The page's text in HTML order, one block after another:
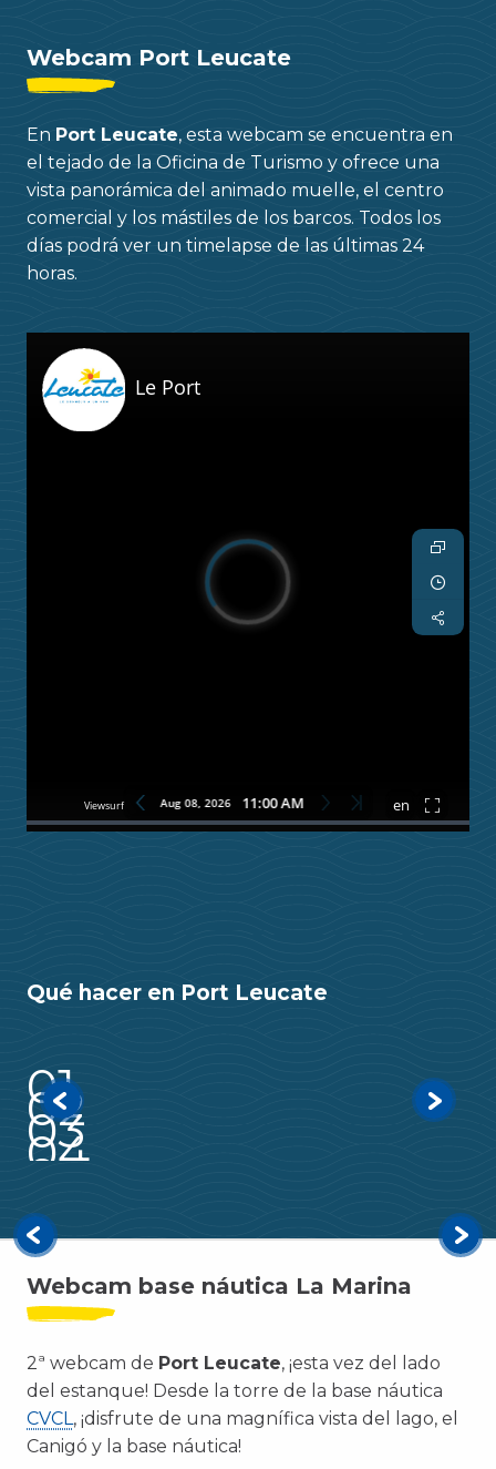
Webcam Port Leucate
En Port Leucate, esta webcam se encuentra en
el tejado de la Oficina de Turismo y ofrece una
vista panorámica del animado muelle, el centro
comercial y los mástiles de los barcos. Todos los
días podrá ver un timelapse de las últimas 24
horas.
Qué hacer en Port Leucate
01
02
03¡Nos vemos en Quai des pêcheurs!
04
05
Ocio familiar
ideal para unas vacaciones en familia. Venga a
descubrir Leucate, en el sur de Francia, entre
Webcam base náutica La Marina
2ª webcam de Port Leucate, ¡esta vez del lado
del estanque! Desde la torre de la base náutica
CVCL, ¡disfrute de una magnífica vista del lago, el
Canigó y la base náutica!